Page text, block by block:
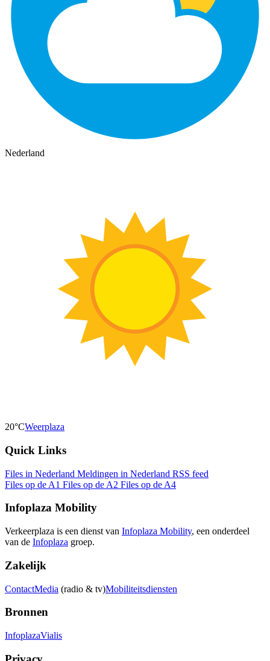
Nederland
20°CWeerplaza
Quick Links
Files in Nederland Meldingen in Nederland RSS feed
Files op de A1 Files op de A2 Files op de A4
Infoplaza Mobility
Verkeerplaza is een dienst van Infoplaza Mobility, een onderdeel
van de Infoplaza groep.
Zakelijk
ContactMedia (radio & tv)Mobiliteitsdiensten
Bronnen
InfoplazaVialis